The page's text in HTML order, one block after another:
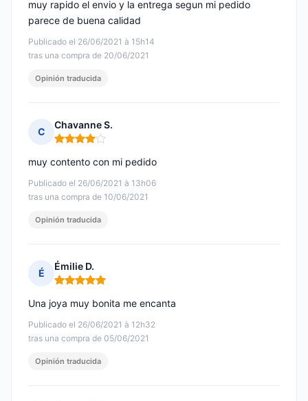
Publicado el 26/06/2021 à 15h14
tras una compra de 20/06/2021
muy rapido el envio y la entrega segun mi pedido
parece de buena calidad
Opinión traducida
C
Chavanne S.
Nota: 4 de 5
Publicado el 26/06/2021 à 13h06
tras una compra de 10/06/2021
muy contento con mi pedido
Opinión traducida
É
Émilie D.
Nota: 5 de 5
Publicado el 26/06/2021 à 12h32
tras una compra de 05/06/2021
Una joya muy bonita me encanta
Opinión traducida